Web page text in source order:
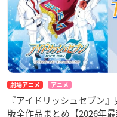
劇場アニメ アニメ
『アイドリッシュセブン
版全作品まとめ【2026年最